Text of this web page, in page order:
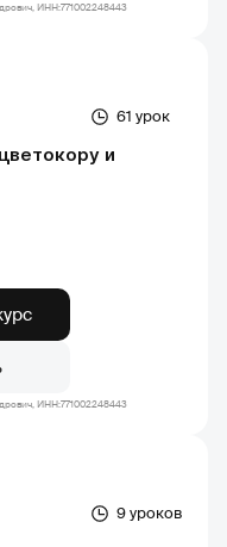
ИНН:771002248443
и
61 урок
ИНН:771002248443
9 уроков